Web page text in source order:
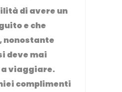
di avere un
e che
nonostante
deve mai
viaggiare.
complimenti